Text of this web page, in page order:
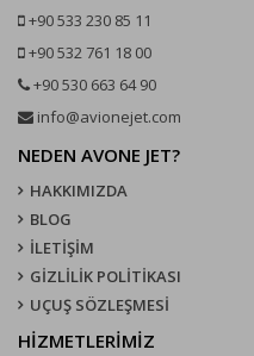
+90 533 230 85 11
+90 532 761 18 00
+90 530 663 64 90
info@avionejet.com
NEDEN AVONE JET?
HAKKIMIZDA
BLOG
İLETİŞİM
GİZLİLİK POLİTİKASI
UÇUŞ SÖZLEŞMESI
HİZMETLERİMİZ